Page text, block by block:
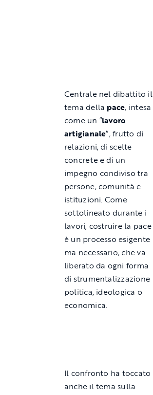
Centrale nel dibattito il
tema della pace, intesa
come un “lavoro
artigianale“, frutto di
relazioni, di scelte
concrete e di un
impegno condiviso tra
persone, comunità e
istituzioni. Come
sottolineato durante i
lavori, costruire la pace
è un processo esigente
ma necessario, che va
liberato da ogni forma
di strumentalizzazione
politica, ideologica o
economica.
Il confronto ha toccato
anche il tema sulla